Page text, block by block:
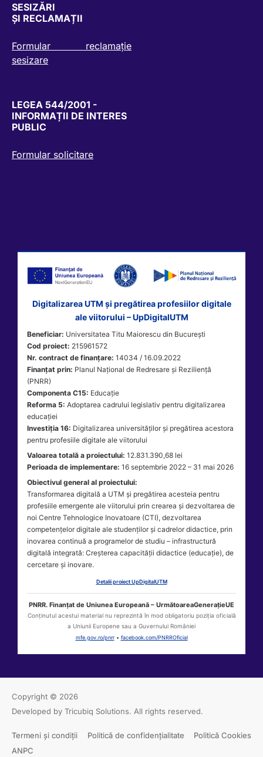
SESIZĂRI
ȘI RECLAMAȚII
Formular reclamație
sesizare
LEGEA 544/2001 -
INFORMAȚII DE INTERES
PUBLIC
Formular solicitare
Digitalizarea UTM și pregătirea profesiilor digitale
ale viitorului – UpDigitalUTM
Beneficiar: Universitatea Titu Maiorescu din București
Cod proiect: 215961572
Nr. contract de finanțare: 14034 / 16.09.2022
Finanțat prin: Planul Național de Redresare și Reziliență
(PNRR)
Componenta C15: Educație
Reforma 5: Adoptarea cadrului legislativ pentru digitalizarea
educației
Investiția 16: Digitalizarea universităților și pregătirea acestora
pentru profesiile digitale ale viitorului
Valoarea totală a proiectului: 12.831.390,68 lei
Perioada de implementare: 16 septembrie 2022 – 31 mai 2026
Obiectivul general al proiectului:
Transformarea digitală a UTM și pregătirea acesteia pentru
profesiile emergente ale viitorului prin crearea și dezvoltarea de
noi Centre Tehnologice Inovatoare (CTI), dezvoltarea
competențelor digitale ale studenților și cadrelor didactice, prin
inovarea continuă a programelor de studiu – infrastructură
digitală integrată: Creșterea capacității didactice (educație), de
cercetare și inovare.
Detalii proiect UpDigitalUTM
PNRR. Finanțat de Uniunea Europeană – UrmătoareaGenerațieUE
Conținutul acestui material nu reprezintă în mod obligatoriu poziția oficială
a Uniunii Europene sau a Guvernului României
mfe.gov.ro/pnrr• facebook.com/PNRROficial
Copyright © 2026
Developed by Tricubiq Solutions. All rights reserved.
Termeni și condiții Politică de confidențialitate
Politică Cookies
ANPC